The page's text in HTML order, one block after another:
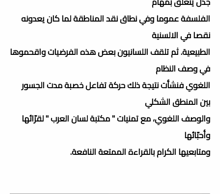
الفلسفة عموما وفي نطاق نقد المناطقة لما كان يعدونه
نقصا في الالسنية
الطبيعية. ثم تلقف اللسانيون بعض هذه الفرضيات واقحموها
في وصف النظام
اللغوي فنشأت نتيجة ذلك حركة تفاعل خصبة مدت الجسور
بين المنطق الشكلي
والوصف اللغوي، مع تمنيات " مكتبة لسان العرب " لقرّائها
وأحبّائها
ومتابعيها الكرام بالقراءة الممتعة النافعة.